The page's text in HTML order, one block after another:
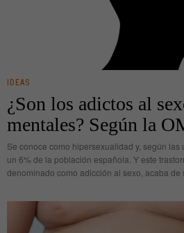
IDEAS
¿Son los adictos al
mentales? Según la
Se conoce como hipersexualidad y, según
un 6% de la población española. Y este
denominado como adicción al sexo, acaba